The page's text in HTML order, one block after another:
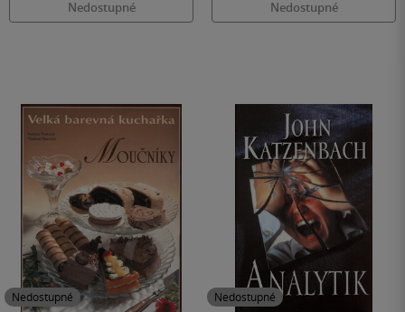
Nedostupné Nedostupné
Nedostupné Nedostupné